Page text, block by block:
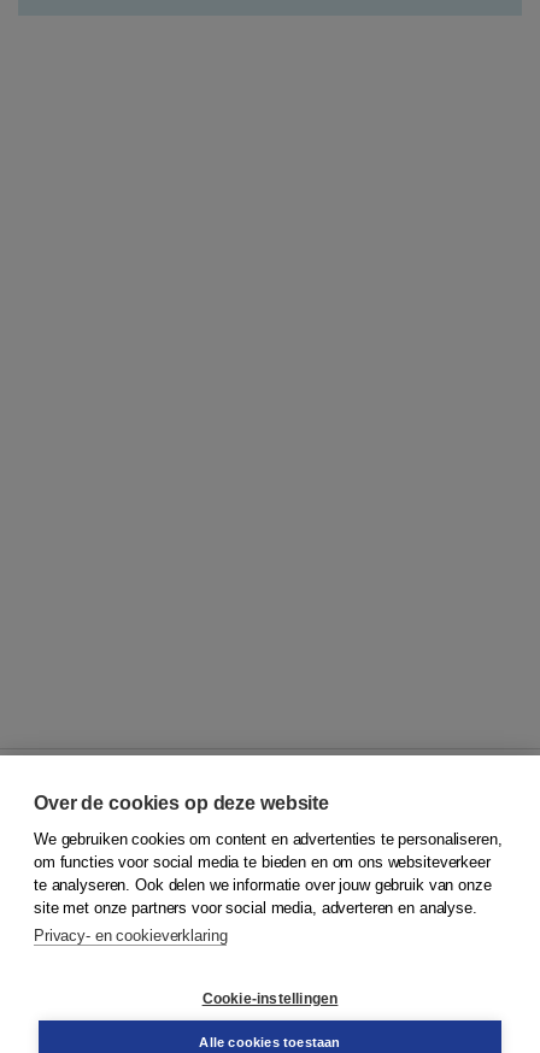
© 2026Koninklijke Boom uitgevers
Klantenservice
Service & informatie
Contact
Over de cookies op deze website
We gebruiken cookies om content en advertenties te personaliseren,
om functies voor social media te bieden en om ons websiteverkeer
te analyseren. Ook delen we informatie over jouw gebruik van onze
site met onze partners voor social media, adverteren en analyse.
Privacy- en cookieverklaring
Cookie-instellingen
Alle cookies toestaan